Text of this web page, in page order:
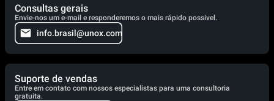
Consultas gerais
Envie-nos um e-mail e responderemos o mais rápido possível.
info.brasil@unox.com
Suporte de vendas
Entre em contato com nossos especialistas para uma consultoria
gratuita.